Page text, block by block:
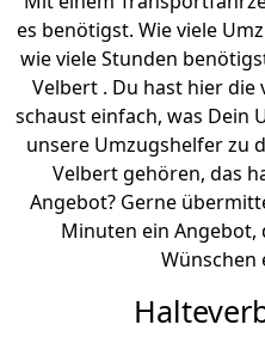
es benötigst. Wie viele
wie viele Stunden
Velbert . Du hast hier die
schaust einfach, was Dein
unsere Umzugshelfer zu
Velbert gehören, das
Angebot? Gerne
Minuten ein Angebot,
Wünschen